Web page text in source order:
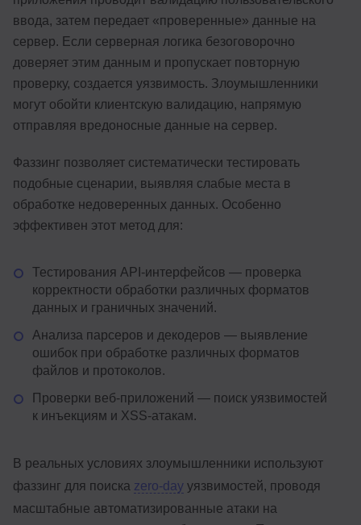
ввода, затем передает «проверенные» данные на
сервер. Если серверная логика безоговорочно
доверяет этим данным и пропускает повторную
проверку, создается уязвимость. Злоумышленники
могут обойти клиентскую валидацию, напрямую
отправляя вредоносные данные на сервер.
Фаззинг позволяет систематически тестировать
подобные сценарии, выявляя слабые места в
обработке недоверенных данных. Особенно
эффективен этот метод для:
Тестирования API-интерфейсов — проверка
корректности обработки различных форматов
данных и граничных значений.
Анализа парсеров и декодеров — выявление
ошибок при обработке различных форматов
файлов и протоколов.
Проверки веб-приложений — поиск уязвимостей
к инъекциям и XSS-атакам.
В реальных условиях злоумышленники используют
фаззинг для поиска zero-day уязвимостей, проводя
масштабные автоматизированные атаки на